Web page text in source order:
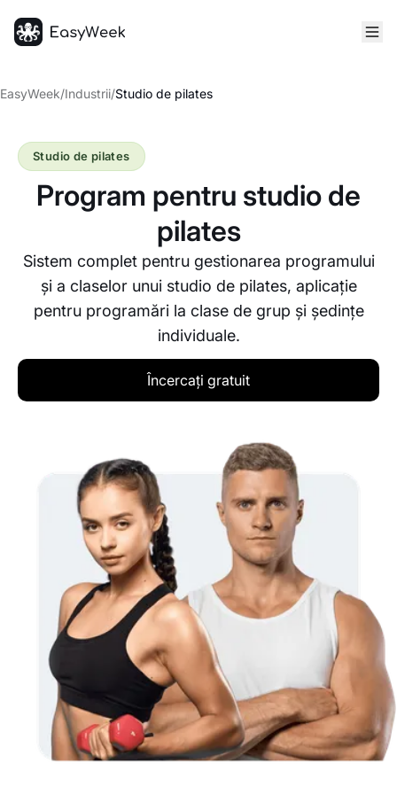
EasyWeek/Industrii/Studio de pilates
Program pentru studio de
pilates
Sistem complet pentru gestionarea programului
și a claselor unui studio de pilates, aplicație
pentru programări la clase de grup și ședințe
individuale.
Studio de pilates
Încercați gratuit